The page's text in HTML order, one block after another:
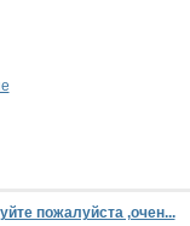
пожалуйста ,очен...